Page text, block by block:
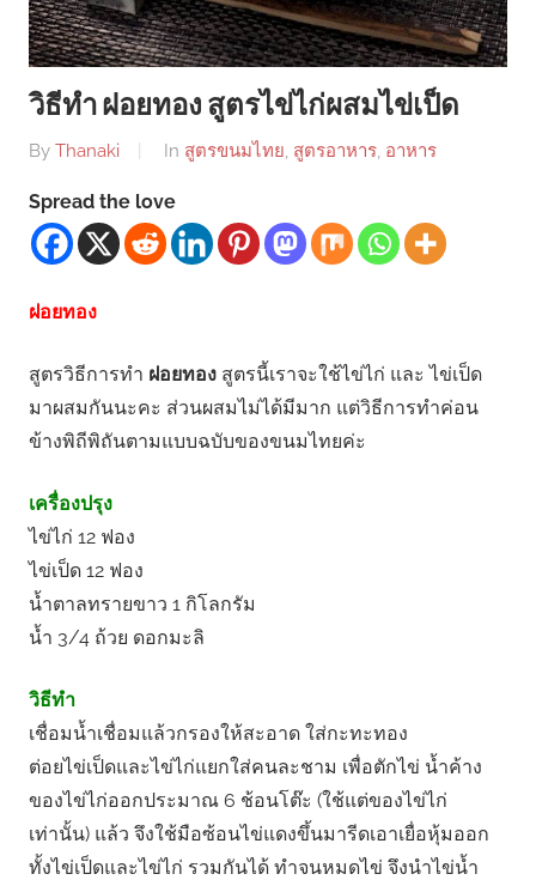
วิธีทำ ฝอยทอง สูตรไข่ไก่ผสมไข่เป็ด
By Thanaki In สูตรขนมไทย สูตรอาหาร อาหาร
Spread the love
ฝอยทอง
สูตรวิธีการทำ ฝอยทอง สูตรนี้เราจะใช้ไข่ไก่ และ ไข่เป็ด
มาผสมกันนะคะ ส่วนผสมไม่ได้มีมาก แต่วิธีการทำค่อน
ข้างพิถีพิถันตามแบบฉบับของขนมไทยค่ะ
เครื่องปรุง
ไข่ไก่ 12 ฟอง
ไข่เป็ด 12 ฟอง
น้ำตาลทรายขาว 1 กิโลกรัม
น้ำ 3/4 ถ้วย ดอกมะลิ
วิธีทํา
เชื่อมน้ำเชื่อมแล้วกรองให้สะอาด ใส่กะทะทอง
ต่อยไข่เป็ดและไข่ไก่แยกใส่คนละชาม เพื่อตักไข่ น้ำค้าง
ของไข่ไก่ออกประมาณ 6 ช้อนโต๊ะ (ใช้แต่ของไข่ไก่
เท่านั้น) แล้ว จึงใช้มือซ้อนไข่แดงขึ้นมารีดเอาเยื่อหุ้มออก
ทั้งไข่เป็ดและไข่ไก่ รวมกันได้ ทําจนหมดไข่ จึงนําไข่น้ำ